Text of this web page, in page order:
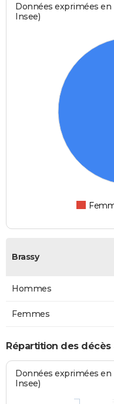
Données exprimées en
Insee)
Brassy
Hommes
Femmes
Répartition des décès
Données exprimées en
Insee)